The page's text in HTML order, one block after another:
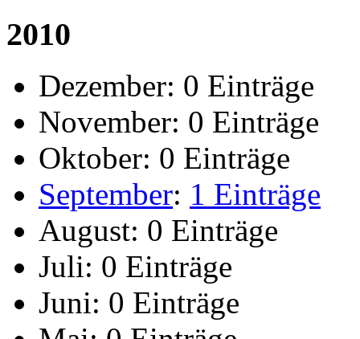
2010
Dezember: 0 Einträge
November: 0 Einträge
Oktober: 0 Einträge
September: 1 Einträge
August: 0 Einträge
Juli: 0 Einträge
Juni: 0 Einträge